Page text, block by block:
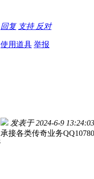
回复 支持 反对
使用道具 举报
发表于 2024-6-9 13:24:03
承接各类传奇业务